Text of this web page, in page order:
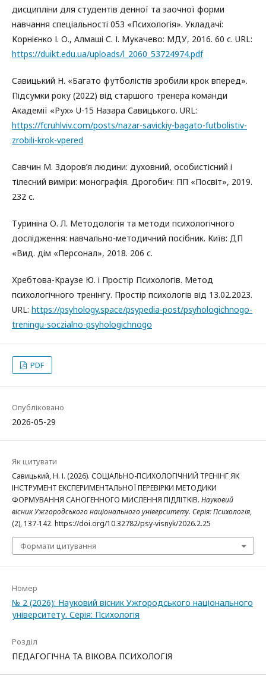
дисципліни для студентів денної та заочної форми
навчання спеціальності 053 «Психологія». Укладачі:
Корнієнко І. О., Алмаші С. І. Мукачево: МДУ, 2016. 60 с. URL:
https://duikt.edu.ua/uploads/l_2060_53724974.pdf
Савицький Н. «Багато футболістів зробили крок вперед».
Підсумки року (2022) від старшого тренера команди
Академії «Рух» U-15 Назара Савицького. URL:
https://fcruhlviv.com/posts/nazar-savickiy-bagato-futbolistiv-
zrobili-krok-vpered
Савчин М. Здоров’я людини: духовний, особистісний і
тілесний виміри: монографія. Дрогобич: ПП «Посвіт», 2019.
232 с.
Туриніна О. Л. Методологія та методи психологічного
дослідження: навчально-методичний посібник. Київ: ДП
«Вид. дім «Персонал», 2018. 206 с.
Хребтова-Краузе Ю. і Простір Психологів. Метод
психологічного тренінгу. Простір психологів від 13.02.2023.
URL: https://psyhology.space/psypedia-post/psyhologichnogo-
treningu-soczialno-psyhologichnogo
PDF
Опубліковано
2026-05-29
Як цитувати
Савицький, Н. І. (2026). СОЦІАЛЬНО-ПСИХОЛОГІЧНИЙ ТРЕНІНГ ЯК
ІНСТРУМЕНТ ЕКСПЕРИМЕНТАЛЬНОЇ ПЕРЕВІРКИ МЕТОДИКИ
ФОРМУВАННЯ САНОГЕННОГО МИСЛЕННЯ ПІДЛІТКІВ. Науковий
вісник Ужгородського національного університету. Серія: Психологія,
(2), 137-142. https://doi.org/10.32782/psy-visnyk/2026.2.25
Формати цитування
Номер
№ 2 (2026): Науковий вісник Ужгородського національного
університету. Серія: Психологія
Розділ
ПЕДАГОГІЧНА ТА ВІКОВА ПСИХОЛОГІЯ